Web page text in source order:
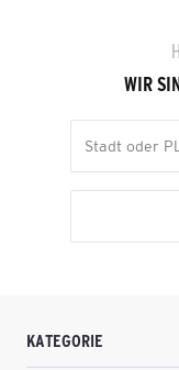
WIR
KATEGORIE